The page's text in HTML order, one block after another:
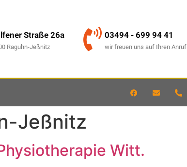
Straße 26a
Raguhn-Jeßnitz
03494 - 699 94 41
wir freuen uns auf Ihren Anruf
Jeßnitz
Witt.